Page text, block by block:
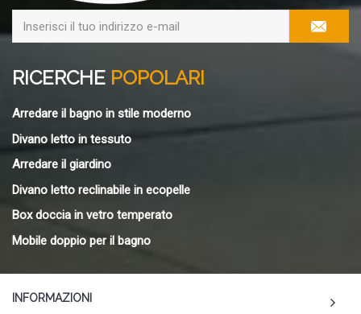
RICERCHE POPOLARI
Arredare il bagno in stile moderno
Divano letto in tessuto
Arredare il giardino
Divano letto reclinabile in ecopelle
Box doccia in vetro temperato
Mobile doppio per il bagno
INFORMAZIONI